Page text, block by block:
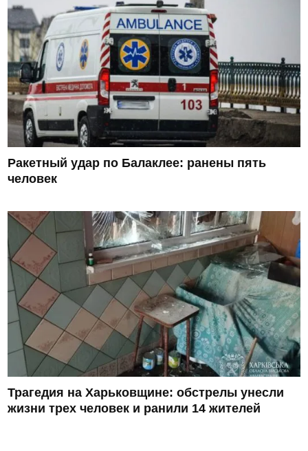
Ракетный удар по Балаклее: ранены пять
человек
Трагедия на Харьковщине: обстрелы унесли
жизни трех человек и ранили 14 жителей